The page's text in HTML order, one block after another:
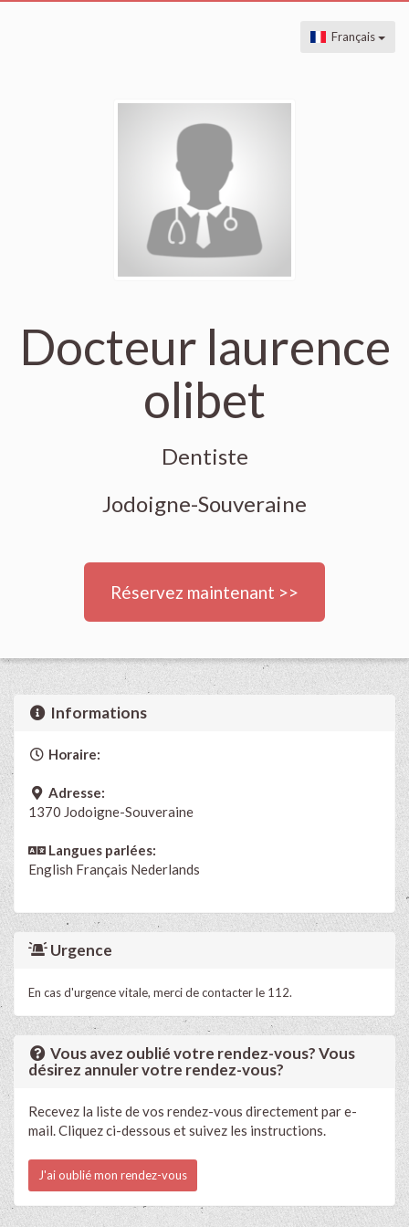
Français
Docteur laurence
olibet
Dentiste
Jodoigne-Souveraine
Réservez maintenant >>
Informations
Horaire:
Adresse:
1370 Jodoigne-Souveraine
Langues parlées:
English Français Nederlands
Urgence
En cas d'urgence vitale, merci de contacter le 112.
Vous avez oublié votre rendez-vous? Vous
désirez annuler votre rendez-vous?
Recevez la liste de vos rendez-vous directement par e-
mail. Cliquez ci-dessous et suivez les instructions.
J'ai oublié mon rendez-vous